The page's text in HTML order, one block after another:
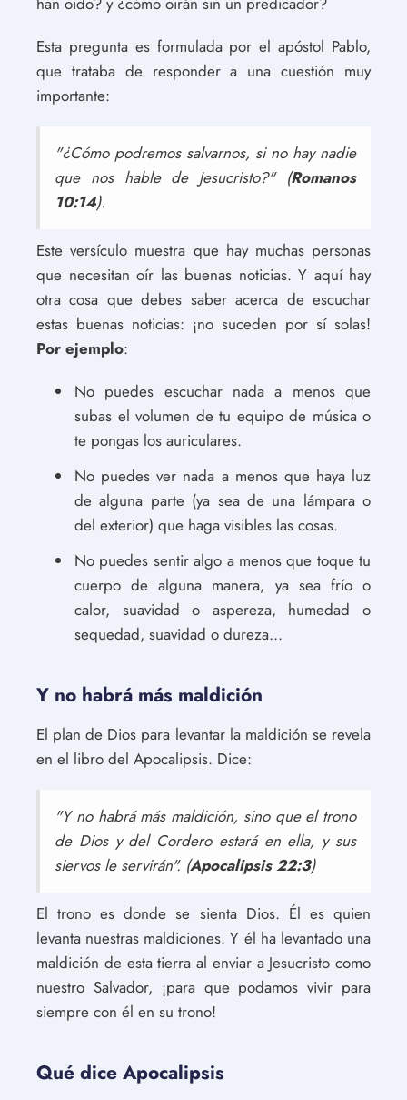
Esta pregunta es formulada por el apóstol Pablo,
que trataba de responder a una cuestión muy
importante:
"¿Cómo podremos salvarnos, si no hay nadie
que nos hable de Jesucristo?" (Romanos
10:14).
Este versículo muestra que hay muchas personas
que necesitan oír las buenas noticias. Y aquí hay
otra cosa que debes saber acerca de escuchar
estas buenas noticias: ¡no suceden por sí solas!
Por ejemplo:
No puedes escuchar nada a menos que
subas el volumen de tu equipo de música o
te pongas los auriculares.
No puedes ver nada a menos que haya luz
de alguna parte (ya sea de una lámpara o
del exterior) que haga visibles las cosas.
No puedes sentir algo a menos que toque tu
cuerpo de alguna manera, ya sea frío o
calor, suavidad o aspereza, humedad o
sequedad, suavidad o dureza...
Y no habrá más maldición
El plan de Dios para levantar la maldición se revela
en el libro del Apocalipsis. Dice:
"Y no habrá más maldición, sino que el trono
de Dios y del Cordero estará en ella, y sus
siervos le servirán". (Apocalipsis 22:3)
El trono es donde se sienta Dios. Él es quien
levanta nuestras maldiciones. Y él ha levantado una
maldición de esta tierra al enviar a Jesucristo como
nuestro Salvador, ¡para que podamos vivir para
siempre con él en su trono!
Qué dice Apocalipsis